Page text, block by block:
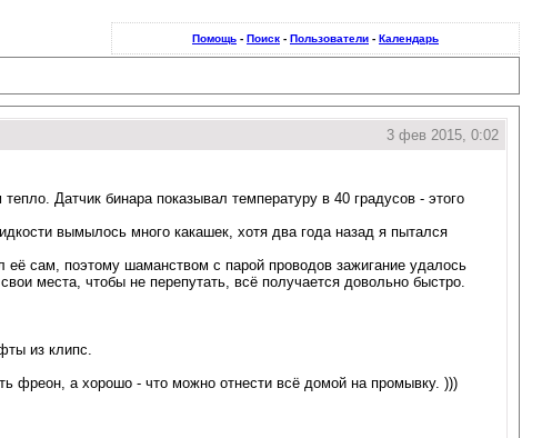
Помощь - Поиск - Пользователи - Календарь
3 фев 2015, 0:02
Датчик бинара показывал температуру в 40 градусов - этого
вымылось много какашек, хотя два года назад я пытался
её сам, поэтому шаманством с парой проводов зажигание удалось
места, чтобы не перепутать, всё получается довольно быстро.
из клипс.
фреон, а хорошо - что можно отнести всё домой на промывку. )))